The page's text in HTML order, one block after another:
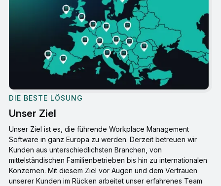
DIE BESTE LÖSUNG
Unser Ziel
Unser Ziel ist es, die führende Workplace Management
Software in ganz Europa zu werden. Derzeit betreuen wir
Kunden aus unterschiedlichsten Branchen, von
mittelständischen Familienbetrieben bis hin zu internationalen
Konzernen. Mit diesem Ziel vor Augen und dem Vertrauen
unserer Kunden im Rücken arbeitet unser erfahrenes Team